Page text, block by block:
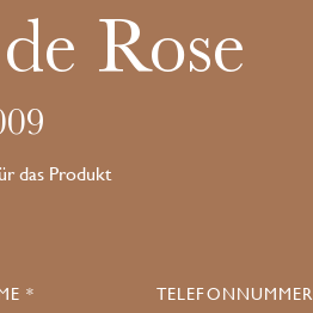
Rose
das Produkt
* TELEFONNUMMER